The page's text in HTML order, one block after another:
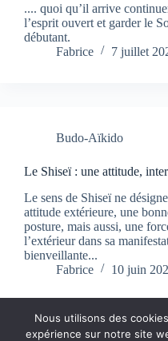
.... quoi qu’il arrive
l’esprit ouvert et garder le
débutant.
Fabrice
7 juillet
Budo-Aïkido
Le Shiseï : une attitude,
Le sens de Shiseï ne
attitude extérieure, une
posture, mais aussi, une
l’extérieur dans sa
bienveillante...
Fabrice
10 juin
Nous utilisons des
expérience sur notre site